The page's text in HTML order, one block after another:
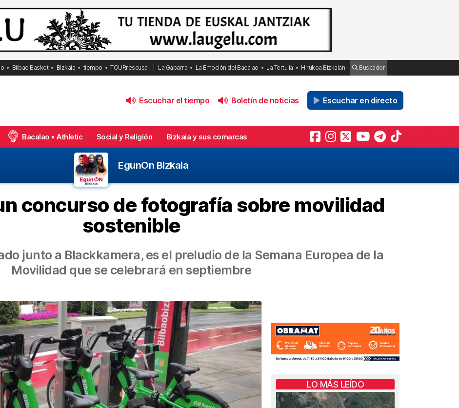
Bilbao Basket Bizkaia tiempo TOURrescusa La Gabarra La Emoción del Bacalao La Tertulia Hirukoa Bizkaian Buscador
Escuchar el tiempo Boletín de noticias Escuchar en directo
Bacalao • Athletic Social y Religión Bizkaia y sus comarcas
EgunOn Bizkaia
concurso de fotografía sobre movilidad
sostenible
junto a Blackkamera, es el preludio de la Semana Europea de la
Movilidad que se celebrará en septiembre
LO MÁS LEÍDO